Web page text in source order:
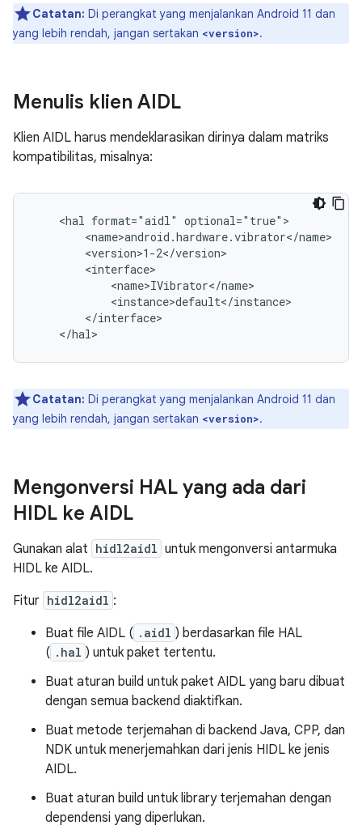
Catatan: Di perangkat yang menjalankan Android 11 dan
yang lebih rendah, jangan sertakan <version>.
Menulis klien AIDL
Klien AIDL harus mendeklarasikan dirinya dalam matriks
kompatibilitas, misalnya:
    <hal format="aidl" optional="true">
        <name>android.hardware.vibrator</name>
        <version>1-2</version>
        <interface>
            <name>IVibrator</name>
            <instance>default</instance>
        </interface>
Catatan: Di perangkat yang menjalankan Android 11 dan
yang lebih rendah, jangan sertakan <version>.
Mengonversi HAL yang ada dari
HIDL ke AIDL
Gunakan alat hidl2aidl untuk mengonversi antarmuka
HIDL ke AIDL.
Fitur hidl2aidl :
Buat file AIDL ( .aidl ) berdasarkan file HAL
( .hal ) untuk paket tertentu.
Buat aturan build untuk paket AIDL yang baru dibuat
dengan semua backend diaktifkan.
Buat metode terjemahan di backend Java, CPP, dan
NDK untuk menerjemahkan dari jenis HIDL ke jenis
AIDL.
Buat aturan build untuk library terjemahan dengan
dependensi yang diperlukan.